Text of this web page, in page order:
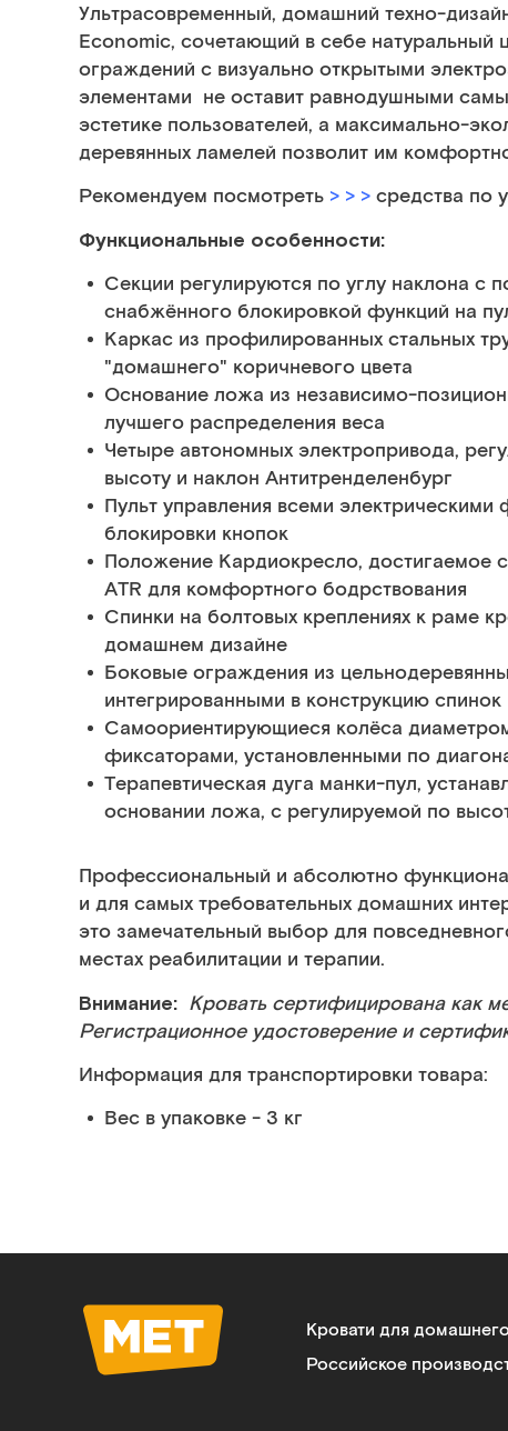
Ультрасовременный, домашний техно-
Economic, сочетающий в себе натуральный
ограждений с визуально открытыми
элементами не оставит равнодушными
эстетике пользователей, а максимально-
деревянных ламелей позволит им
Рекомендуем посмотреть > > > средства по
Функциональные особенности:
Секции регулируются по углу наклона с
снабжённого блокировкой функций на
Каркас из профилированных стальных
"домашнего" коричневого цвета
Основание ложа из независимо-
лучшего распределения веса
Четыре автономных электропривода,
высоту и наклон Антитренделенбург
Пульт управления всеми
блокировки кнопок
Положение Кардиокресло, достигаемое
ATR для комфортного бодрствования
Спинки на болтовых креплениях к раме
домашнем дизайне
Боковые ограждения из
интегрированными в конструкцию спинок
Самоориентирующиеся колёса
фиксаторами, установленными по
Терапевтическая дуга манки-пул,
основании ложа, с регулируемой по
Профессиональный и абсолютно
и для самых требовательных домашних
это замечательный выбор для
местах реабилитации и терапии.
Внимание: Кровать сертифицирована как
Регистрационное удостоверение и
Информация для транспортировки товара:
Вес в упаковке - 3 кг
Кровати для
Российское